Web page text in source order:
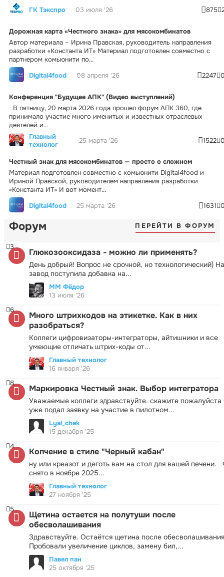
ГК Тэкспро 03 июля '26 875
Дорожная карта «Честного знака» для мясокомбинатов
Автор материала – Ирина Правская, руководитель направления
разработки «Константа ИТ» Материал подготовлен совместно с
партнером комьюнити по...
Digital4food
08 апреля '26 2247
Конференция "Будущее АПК" (Видео выступлений)
В пятницу, 20 марта 2026 года прошел форум АПК 360, где
принимало участие много именитых и известных отраслевых
деятелей и...
Главный
технолог
25 марта '26 1522
Честный знак для мясокомбинатов — просто о сложном
Материал подготовлен совместно с комьюнити Digital4food и
Ириной Правской, руководителем направления разработки
«Константа ИТ» И вот момент...
Digital4food
25 марта '26 1631
Форум ПЕРЕЙТИ В ФОРУМ
Глюкозооксидаза - можно ли применять?
День добрый! Вопрос не срочной, но технологический) На
завод поступила добавка на...
3
ММ Фёдор
13 июля '26
Много штрихкодов на этикетке. Как в них
разобраться?
Коллеги цифровизаторы-интеграторы, айтишники и все
умеющие отличать штрих-коды от...
6
Главный технолог
16 января '26
Маркировка Честный знак. Выбор интегратора
Уважаемые коллеги здравствуйте. скажите пожалуйста
уже подал заявку на участие в пилотном...
8
Lyal_chek
15 декабря '25
Копчение в стиле "Черный кабан"
ну или креазот и деготь вам на стол для вашей печени.
снято в ноябре 2025...
4
Главный технолог
27 ноября '25
Щетина остается на полутуши после
обесволашивания
Здравствуйте. Остаётся щетина после
Пробовали увеличение циклов, замену бил,...
5
Павел пан
25 октября '25